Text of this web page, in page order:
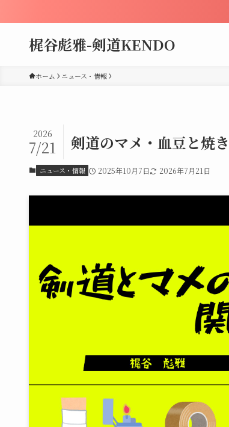
梶谷彪雅-剣道KENDO
ホーム ニュース・情報
剣道のマメ・血豆と焼
2026
7/21
ニュース・情報 2025年10月7日 2026年7月21日